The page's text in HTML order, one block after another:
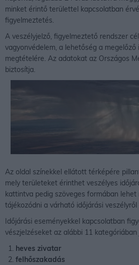
minket érintő területtel kapcsolatban
figyelmeztetés.
A veszélyjelző, figyelmeztető rendszer
vagyonvédelem, a lehetőség a megelőző
megtételére. Az adatokat az Országos
biztosítja.
Az oldal színekkel ellátott térképére
mely területeket érinthet veszélyes
kattintva pedig szöveges formában lehet
tájékozódni a várható időjárási
Időjárási eseményekkel kapcsolatban
vészjelzéseket az alábbi 11 kategóriában
heves zivatar
felhőszakadás